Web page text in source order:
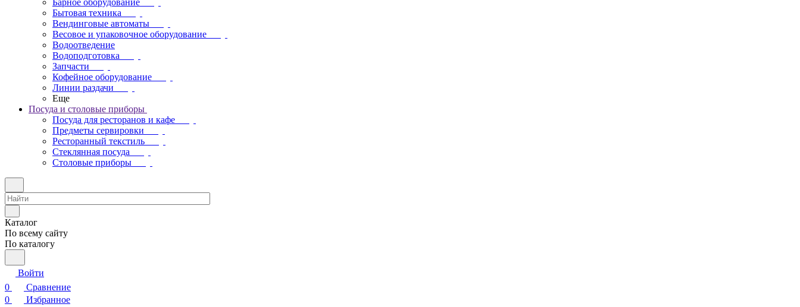
Барное оборудование
Бытовая техника
Вендинговые автоматы
Весовое и упаковочное оборудование
Водоотведение
Водоподготовка
Запчасти
Кофейное оборудование
Линии раздачи
Еще
Посуда и столовые приборы
Посуда для ресторанов и кафе
Предметы сервировки
Ресторанный текстиль
Стеклянная посуда
Столовые приборы
Каталог
По всему сайту
По каталогу
Войти
0
Сравнение
0
Избранное